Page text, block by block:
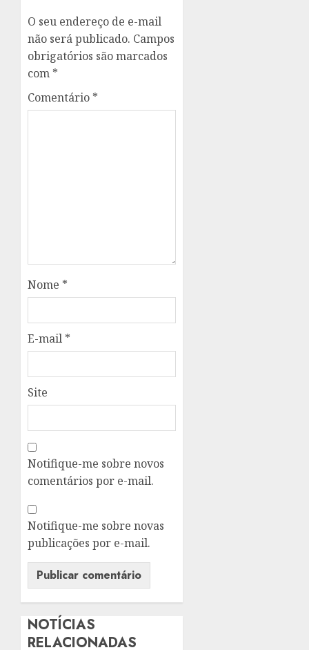
O seu endereço de e-mail
não será publicado. Campos
obrigatórios são marcados
com *
Comentário *
Nome *
E-mail *
Site
Notifique-me sobre novos
comentários por e-mail.
Notifique-me sobre novas
publicações por e-mail.
NOTÍCIAS
RELACIONADAS